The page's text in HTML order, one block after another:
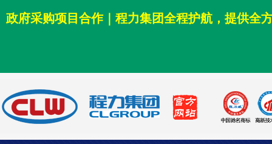
政府采购项目合作｜程力集团全程护航，提供全